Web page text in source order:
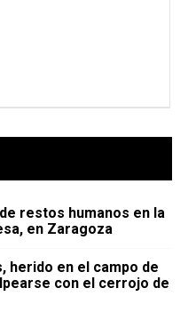
restos humanos en la
en Zaragoza
herido en el campo de
con el cerrojo de